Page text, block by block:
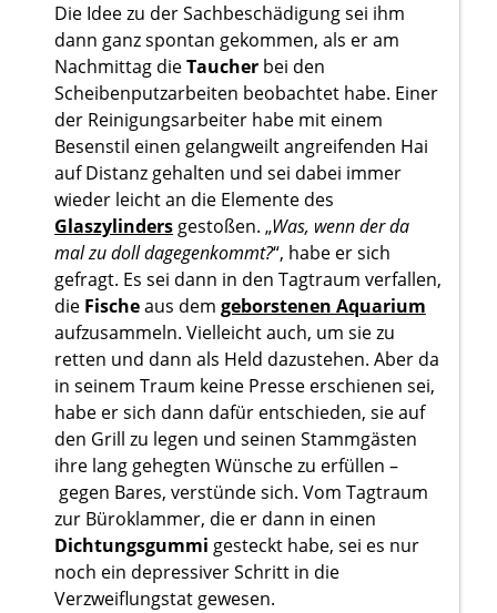
Die Idee zu der Sachbeschädigung sei ihm
dann ganz spontan gekommen, als er am
Nachmittag dieTaucherbei den
Scheibenputzarbeiten beobachtet habe. Einer
der Reinigungsarbeiter habe mit einem
Besenstil einen gelangweilt angreifenden Hai
auf Distanz gehalten und sei dabei immer
wieder leicht an die Elemente des
Glaszylindersgestoßen. „Was, wenn der da
mal zu doll dagegenkommt?“, habe er sich
gefragt. Es sei dann in den Tagtraum verfallen,
die Fischeaus dem geborstenen Aquarium
aufzusammeln. Vielleicht auch, um sie zu
retten und dann als Held dazustehen. Aber da
in seinem Traum keine Presse erschienen sei,
habe er sich dann dafür entschieden, sie auf
den Grill zu legen und seinen Stammgästen
ihre lang gehegten Wünsche zu erfüllen –
gegen Bares, verstünde sich. Vom Tagtraum
zur Büroklammer, die er dann in einen
Dichtungsgummi gesteckt habe, sei es nur
noch ein depressiver Schritt in die
Verzweiflungstat gewesen.